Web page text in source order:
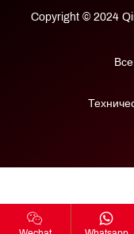
Copyright © 2024